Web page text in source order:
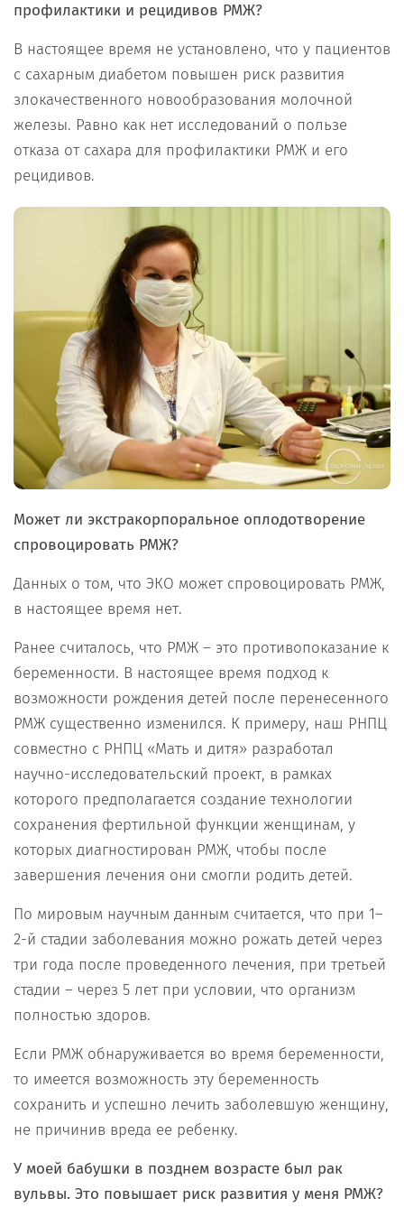
профилактики и рецидивов РМЖ?
В настоящее время не установлено, что у пациентов
с сахарным диабетом повышен риск развития
злокачественного новообразования молочной
железы. Равно как нет исследований о пользе
отказа от сахара для профилактики РМЖ и его
рецидивов.
Может ли экстракорпоральное оплодотворение
спровоцировать РМЖ?
Данных о том, что ЭКО может спровоцировать РМЖ,
в настоящее время нет.
Ранее считалось, что РМЖ – это противопоказание к
беременности. В настоящее время подход к
возможности рождения детей после перенесенного
РМЖ существенно изменился. К примеру, наш РНПЦ
совместно с РНПЦ «Мать и дитя» разработал
научно-исследовательский проект, в рамках
которого предполагается создание технологии
сохранения фертильной функции женщинам, у
которых диагностирован РМЖ, чтобы после
завершения лечения они смогли родить детей.
По мировым научным данным считается, что при 1–
2-й стадии заболевания можно рожать детей через
три года после проведенного лечения, при третьей
стадии – через 5 лет при условии, что организм
полностью здоров.
Если РМЖ обнаруживается во время беременности,
то имеется возможность эту беременность
сохранить и успешно лечить заболевшую женщину,
не причинив вреда ее ребенку.
У моей бабушки в позднем возрасте был рак
вульвы. Это повышает риск развития у меня РМЖ?